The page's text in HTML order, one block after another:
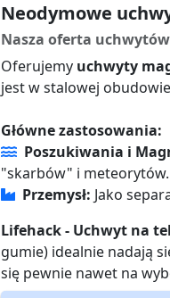
Neodymowe
Nasza oferta
Oferujemy uchwyty
jest w stalowej
Główne zastosowania:
Poszukiwania i
"skarbów" i meteorytów.
Przemysł: Jako
Lifehack - Uchwyt na
gumie) idealnie nadają
się pewnie nawet na